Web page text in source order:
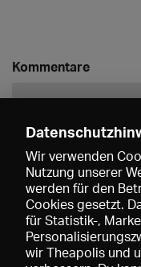
Kommentare
Wir verwenden
Nutzung unserer
werden für den
Cookies gesetzt.
für Statistik-,
wir Theapolis und